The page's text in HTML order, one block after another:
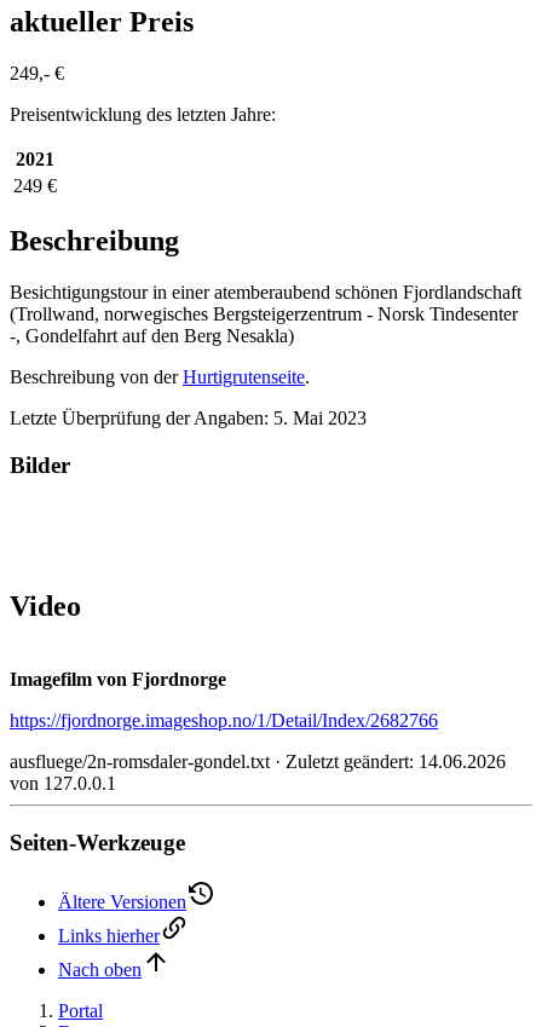
aktueller Preis
249,- €
Preisentwicklung des letzten Jahre:
2021
249 €
Beschreibung
Besichtigungstour in einer atemberaubend schönen Fjordlandschaft
(Trollwand, norwegisches Bergsteigerzentrum - Norsk Tindesenter
-, Gondelfahrt auf den Berg Nesakla)
Beschreibung von derHurtigrutenseite.
Letzte Überprüfung der Angaben: 5. Mai 2023
Bilder
Video
Imagefilm von Fjordnorge
https://fjordnorge.imageshop.no/1/Detail/Index/2682766
ausfluege/2n-romsdaler-gondel.txt · Zuletzt geändert: 14.06.2026
von 127.0.0.1
Seiten-Werkzeuge
Ältere Versionen
Links hierher
Nach oben
Portal